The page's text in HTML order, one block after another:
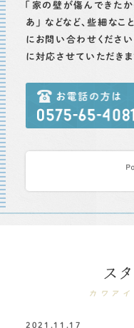
「家の壁が傷んできた
あ」
などなど、些細なこ
にお問い合わせください
に対応させていただきま
ス
カワア
2021.11.17